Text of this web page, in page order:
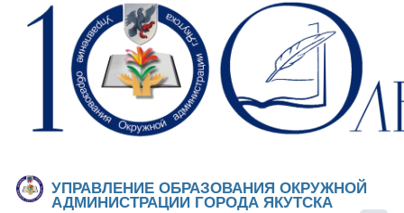
Перейти к основному содержанию
Skip to search
УПРАВЛЕНИЕ ОБРАЗОВАНИЯ ОКРУЖНОЙ
АДМИНИСТРАЦИИ ГОРОДА ЯКУТСКА